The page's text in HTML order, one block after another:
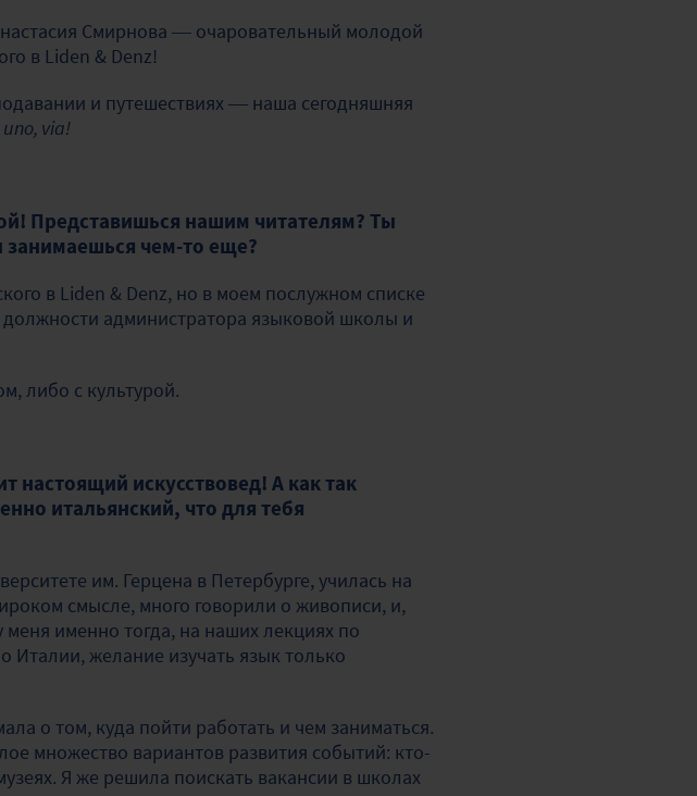
Смирнова — очаровательный молодой
в Liden & Denz!
и путешествиях — наша сегодняшняя
via!
Представишься нашим читателям? Ты
чем-то еще?
в Liden & Denz, но в моем послужном списке
должности администратора языковой школы и
либо с культурой.
искусствовед! А как так
итальянский, что для тебя
им. Герцена в Петербурге, училась на
смысле, много говорили о живописи, и,
именно тогда, на наших лекциях по
Италии, желание изучать язык только
о том, куда пойти работать и чем заниматься.
множество вариантов развития событий: кто-
Я же решила поискать вакансии в школах